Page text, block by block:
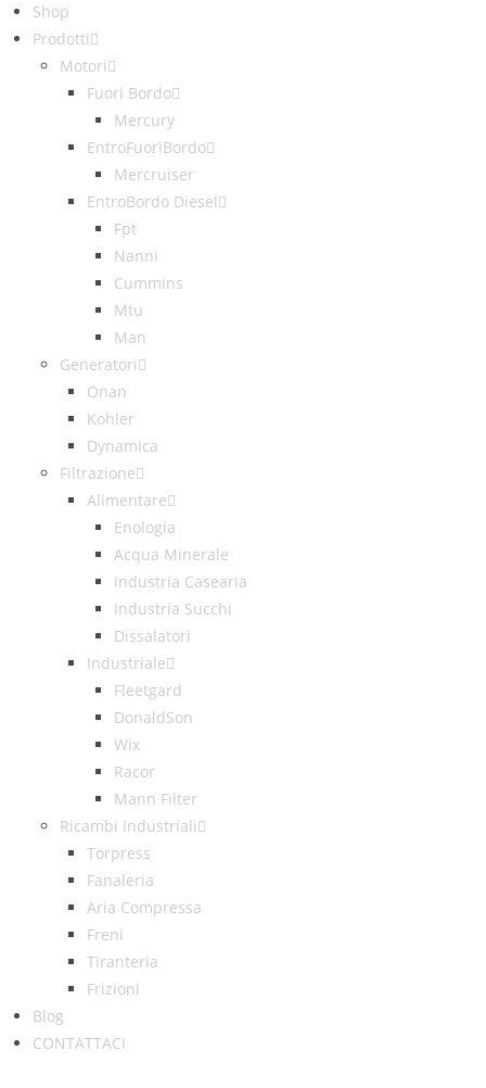
Shop
Prodotti
Motori
Fuori Bordo
Mercury
EntroFuoriBordo
Mercruiser
EntroBordo Diesel
Fpt
Nanni
Cummins
Mtu
Man
Generatori
Onan
Kohler
Dynamica
Filtrazione
Alimentare
Enologia
Acqua Minerale
Industria Casearia
Industria Succhi
Dissalatori
Industriale
Fleetgard
DonaldSon
Wix
Racor
Mann Filter
Ricambi Industriali
Torpress
Fanaleria
Aria Compressa
Freni
Tiranteria
Frizioni
Blog
CONTATTACI